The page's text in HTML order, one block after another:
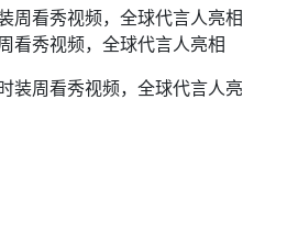
看秀视频，全球代言人亮相
周看秀视频，全球代言人亮